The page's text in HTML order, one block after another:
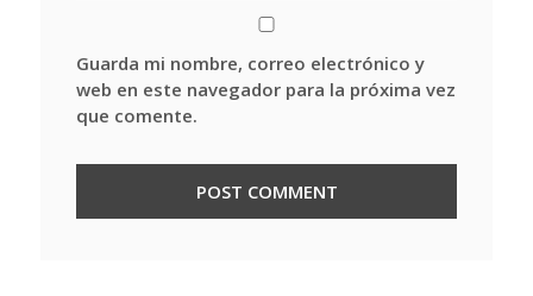
Guarda mi nombre, correo electrónico y
web en este navegador para la próxima vez
que comente.